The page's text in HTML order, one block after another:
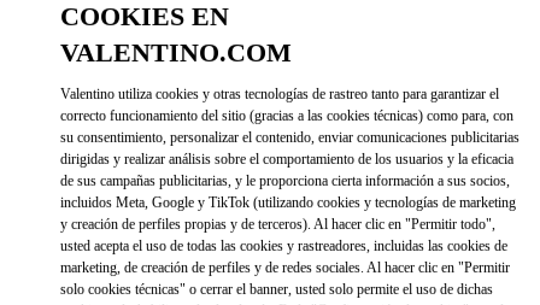
CALL NOW
DIRECCIONESLINK OPENS IN
COOKIES EN
VALENTINO.COM
Valentino utiliza cookies y otras tecnologías de rastreo tanto para garantizar el
correcto funcionamiento del sitio (gracias a las cookies técnicas) como para, con
su consentimiento, personalizar el contenido, enviar comunicaciones publicitarias
dirigidas y realizar análisis sobre el comportamiento de los usuarios y la eficacia
de sus campañas publicitarias, y le proporciona cierta información a sus socios,
incluidos Meta, Google y TikTok (utilizando cookies y tecnologías de marketing
y creación de perfiles propias y de terceros). Al hacer clic en "Permitir todo",
usted acepta el uso de todas las cookies y rastreadores, incluidas las cookies de
marketing, de creación de perfiles y de redes sociales. Al hacer clic en "Permitir
solo cookies técnicas" o cerrar el banner, usted solo permite el uso de dichas